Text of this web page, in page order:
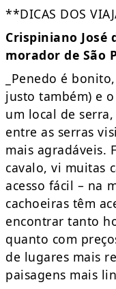
**DICAS DOS
Crispiniano José
morador de São
_Penedo é
justo também) e
um local de
entre as serras
mais agradáveis.
cavalo, vi muitas
acesso fácil – na
cachoeiras têm
encontrar tanto
quanto com
de lugares mais
paisagens mais